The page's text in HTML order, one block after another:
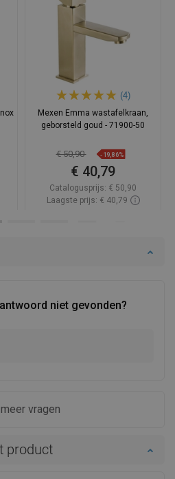
niet gevonden?
vragen
product
(4)
Mexen Emma wastafelkraan,
geborsteld goud - 71900-50
€ 50,90 -19,86%
€ 40,79
Catalogusprijs: € 50,90
Laagste prijs: € 40,79